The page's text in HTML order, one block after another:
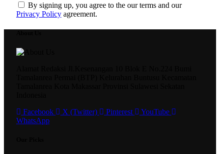
By signing up, you agree to the our terms and our
Privacy Policy agreement.
Facebook
X (Twitter) Pinterest
YouTube
WhatsApp